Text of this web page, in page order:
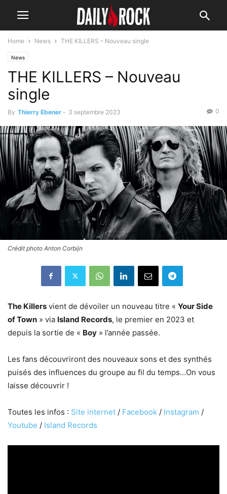
Home News THE KILLERS – Nouveau single
News
THE KILLERS – Nouveau
single
By Thierry Ebener - 3 septembre 2023 0
Crédit photo Anton Corbijn
The Killers vient de dévoiler un nouveau titre « Your Side
of Town » via Island Records, le premier en 2023 et
depuis la sortie de « Boy » l’année passée.
Les fans découvriront des nouveaux sons et des synthés
puisés des influences du groupe au fil du temps…On vous
laisse découvrir !
Toutes les infos : Site internet / Facebook / Instagram /
Youtube / Island Records